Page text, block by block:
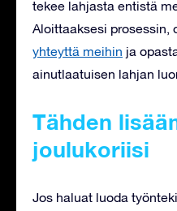
tekee lahjasta entistä
Aloittaaksesi prosessin,
yhteyttä meihin ja
ainutlaatuisen lahjan
Tähden
joulukoriisi
Jos haluat luoda